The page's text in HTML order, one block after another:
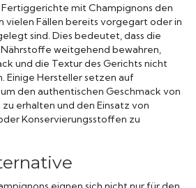
mit Champignons den
vielen Fällen bereits vorgegart oder in
sind. Dies bedeutet, dass die
weitgehend bewahren,
und die Textur des Gerichts nicht
Einige Hersteller setzen auf
den authentischen Geschmack von
erhalten und den Einsatz von
Konservierungsstoffen zu